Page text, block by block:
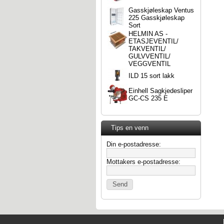
Gasskjøleskap Ventus
225 Gasskjøleskap
Sort
HELMIN AS -
ETASJEVENTIL/
TAKVENTIL/
GULVVENTIL/
VEGGVENTIL
ILD 15 sort lakk
Einhell Sagkjedesliper
GC-CS 235 E
Tips en venn
Din e-postadresse:
Mottakers e-postadresse: